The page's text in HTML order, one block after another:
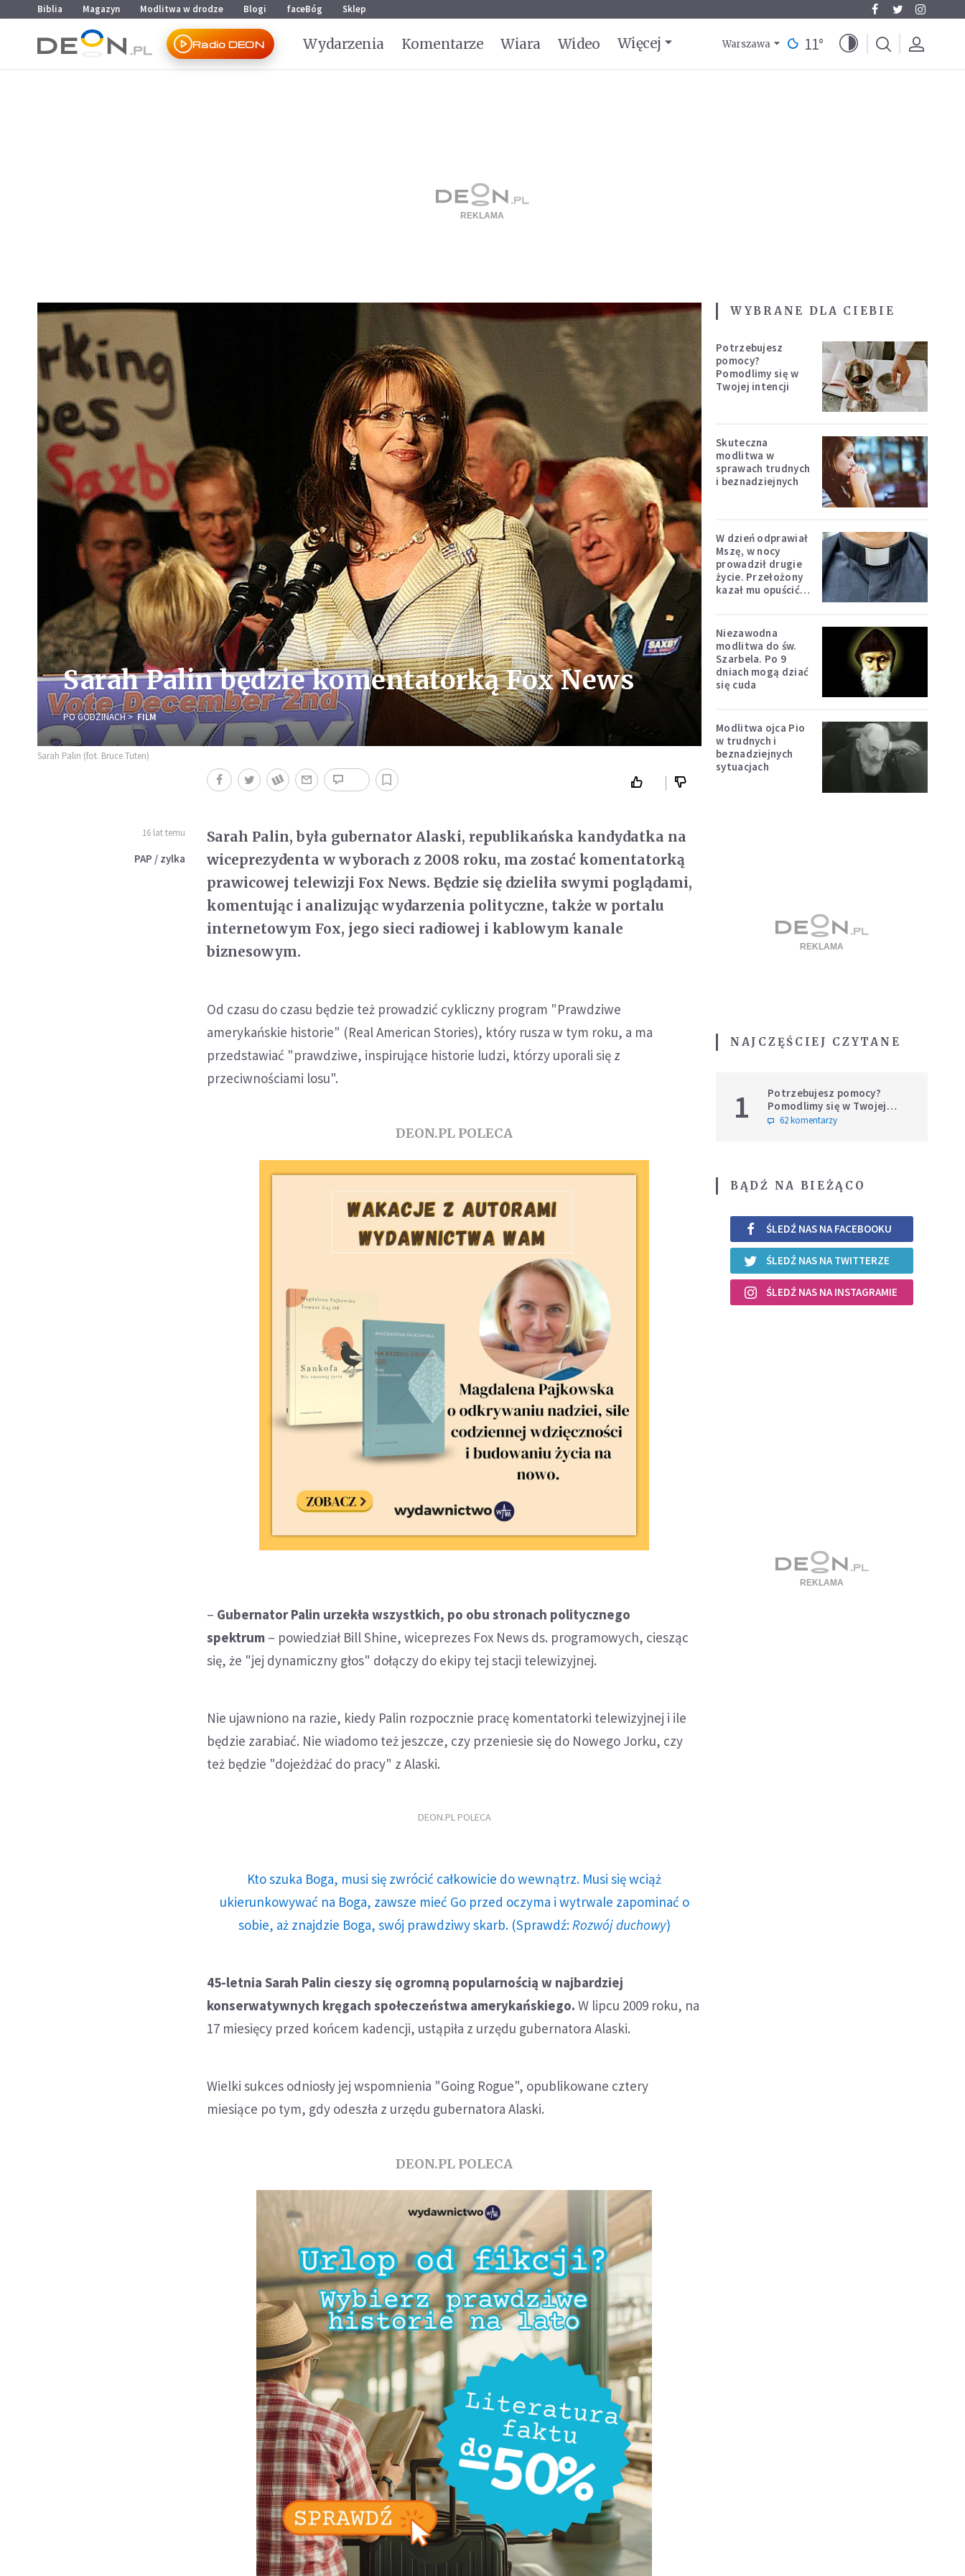
Przejdź do menu głównego
Przejdź do treści
Biblia Magazyn Modlitwa w drodze Blogi faceBóg Sklep
Radio DEON Wydarzenia Komentarze Wiara Wideo Więcej Warszawa 11°
Sarah Palin będzie komentatorką Fox News
PO GODZINACH FILM
Sarah Palin (fot. Bruce Tuten)
16 lat temu
PAP / zylka
Sarah Palin, była gubernator Alaski, republikańska kandydatka na
wiceprezydenta w wyborach z 2008 roku, ma zostać komentatorką
prawicowej telewizji Fox News. Będzie się dzieliła swymi poglądami,
komentując i analizując wydarzenia polityczne, także w portalu
internetowym Fox, jego sieci radiowej i kablowym kanale
biznesowym.
Od czasu do czasu będzie też prowadzić cykliczny program "Prawdziwe
amerykańskie historie" (Real American Stories), który rusza w tym roku, a ma
przedstawiać "prawdziwe, inspirujące historie ludzi, którzy uporali się z
przeciwnościami losu".
DEON.PL POLECA
– Gubernator Palin urzekła wszystkich, po obu stronach politycznego
spektrum – powiedział Bill Shine, wiceprezes Fox News ds. programowych, ciesząc
się, że "jej dynamiczny głos" dołączy do ekipy tej stacji telewizyjnej.
Nie ujawniono na razie, kiedy Palin rozpocznie pracę komentatorki telewizyjnej i ile
będzie zarabiać. Nie wiadomo też jeszcze, czy przeniesie się do Nowego Jorku, czy
też będzie "dojeżdżać do pracy" z Alaski.
DEON.PL POLECA
Kto szuka Boga, musi się zwrócić całkowicie do wewnątrz. Musi się wciąż
ukierunkowywać na Boga, zawsze mieć Go przed oczyma i wytrwale zapominać o
sobie, aż znajdzie Boga, swój prawdziwy skarb. (Sprawdź: Rozwój duchowy)
45-letnia Sarah Palin cieszy się ogromną popularnością w najbardziej
konserwatywnych kręgach społeczeństwa amerykańskiego. W lipcu 2009 roku, na
17 miesięcy przed końcem kadencji, ustąpiła z urzędu gubernatora Alaski.
Wielki sukces odniosły jej wspomnienia "Going Rogue", opublikowane cztery
miesiące po tym, gdy odeszła z urzędu gubernatora Alaski.
DEON.PL POLECA
WYBRANE DLA CIEBIE
Potrzebujesz
pomocy?
Pomodlimy się w
Twojej intencji
Skuteczna
modlitwa w
sprawach trudnych
i beznadziejnych
W dzień odprawiał
Mszę, w nocy
prowadził drugie
życie. Przełożony
kazał mu opuścić
Niezawodna
modlitwa do św.
Szarbela. Po 9
dniach mogą dziać
się cuda
Modlitwa ojca Pio
w trudnych i
beznadziejnych
sytuacjach
NAJCZĘŚCIEJ CZYTANE
1
Potrzebujesz pomocy?
Pomodlimy się w Twojej
intencji
62 komentarzy
BĄDŹ NA BIEŻĄCO
ŚLEDŹ NAS NA FACEBOOKU
ŚLEDŹ NAS NA TWITTERZE
ŚLEDŹ NAS NA INSTAGRAMIE